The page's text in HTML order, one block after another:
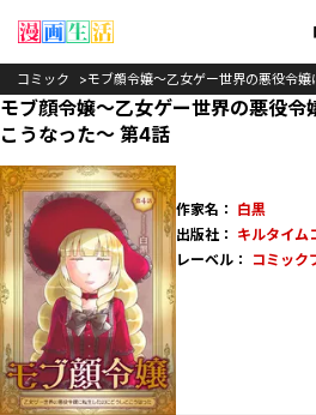
コミック モブ顔令嬢～乙女ゲー世界の悪役令
モブ顔令嬢～乙女ゲー世界の悪役令
こうなった～ 第4話
作家名： 白黒
出版社： キルタイム
レーベル：
コミック